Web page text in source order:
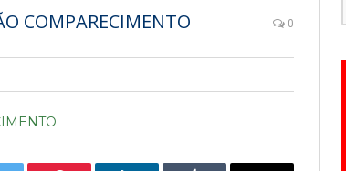
COMPARECIMENTO 0